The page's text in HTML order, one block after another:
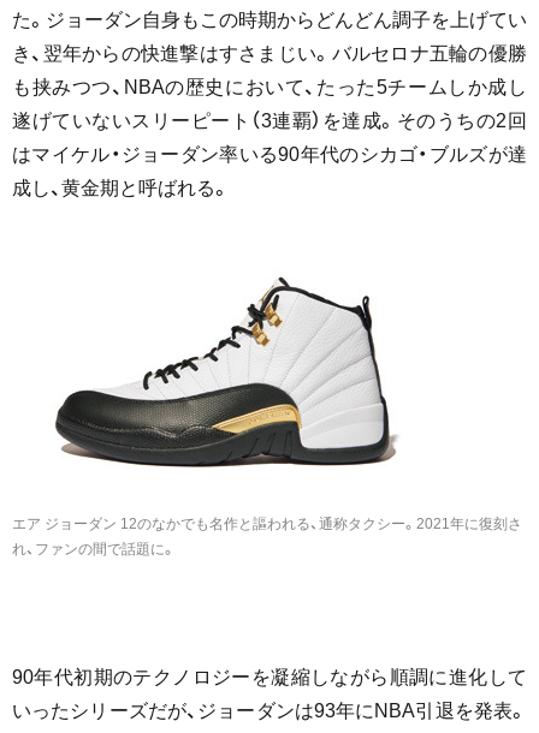
た。ジョーダン自身もこの時期からどんどん調子を上げてい
き、翌年からの快進撃はすさまじい。バルセロナ五輪の優勝
も挟みつつ、NBAの歴史において、たった5チームしか成し
遂げていないスリーピート（3連覇）を達成。そのうちの2回
はマイケル・ジョーダン率いる90年代のシカゴ・ブルズが達
成し、黄金期と呼ばれる。
エア ジョーダン 12のなかでも名作と謳われる、通称タクシー。2021年に復刻さ
れ、ファンの間で話題に。
90年代初期のテクノロジーを凝縮しながら順調に進化して
いったシリーズだが、ジョーダンは93年にNBA引退を発表。